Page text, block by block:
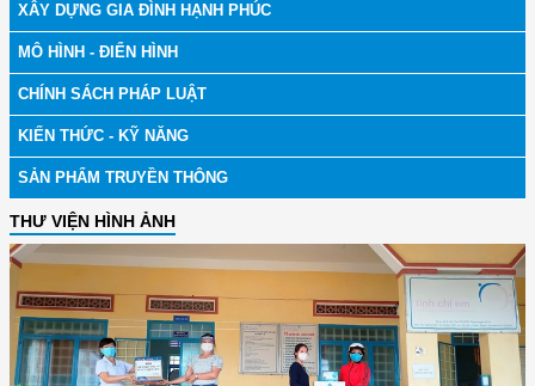
XÂY DỰNG GIA ĐÌNH HẠNH PHÚC
MÔ HÌNH - ĐIỂN HÌNH
CHÍNH SÁCH PHÁP LUẬT
KIẾN THỨC - KỸ NĂNG
SẢN PHẨM TRUYỀN THÔNG
THƯ VIỆN HÌNH ẢNH